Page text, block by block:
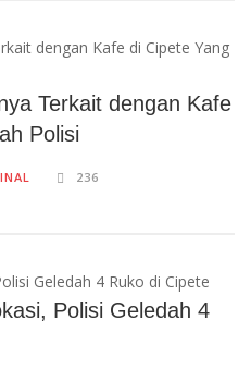
Terkait dengan Kafe
Polisi
236
Polisi Geledah 4